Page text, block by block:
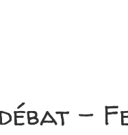
–